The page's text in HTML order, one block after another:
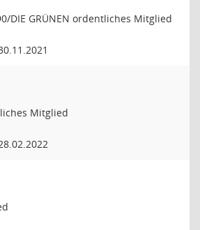
DIE GRÜNEN ordentliches Mitglied
Mitglied